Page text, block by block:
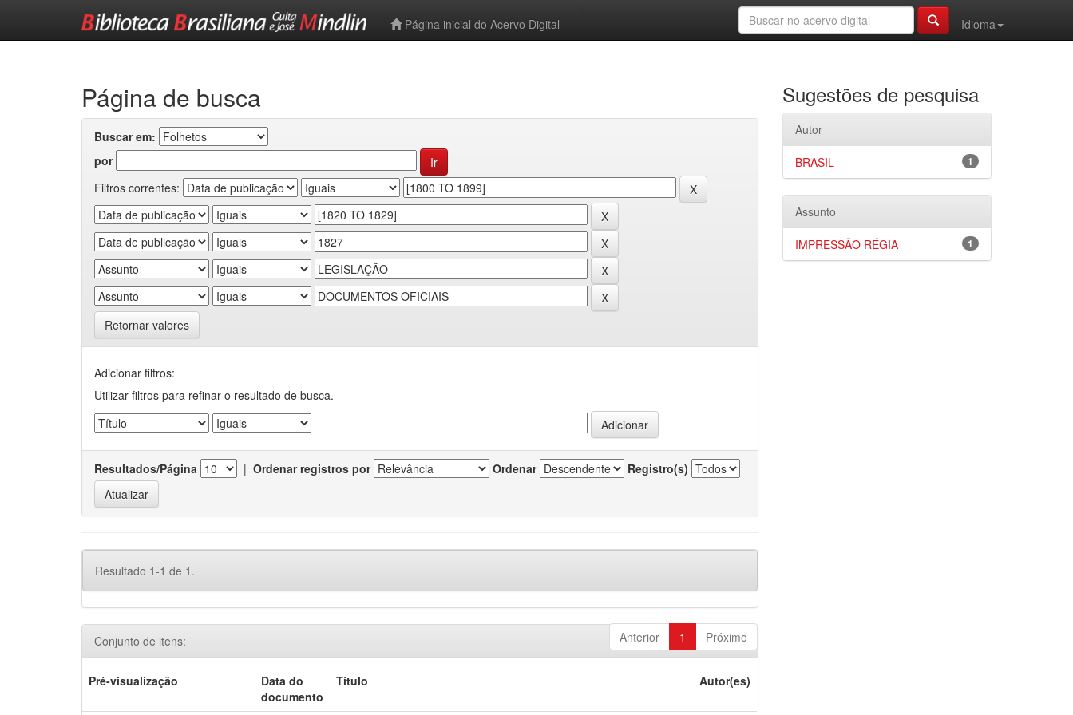
Página inicial do Acervo Digital
Idioma
Página de busca
Buscar em:
por
Filtros correntes:
Retornar valores
Adicionar filtros:
Utilizar filtros para refinar o resultado de busca.
Resultados/Página | Ordenar registros por Ordenar Registro(s)
Resultado 1-1 de 1.
Anterior 1 Próximo
Conjunto de itens:
Pré-visualização
Data do
documento
Título Autor(es)
Sugestões de pesquisa
Autor
1
BRASIL
Assunto
1
IMPRESSÃO RÉGIA